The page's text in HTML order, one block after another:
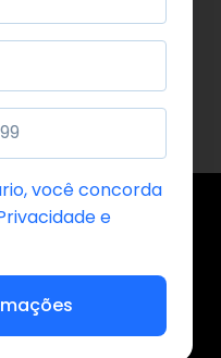
você concorda
e